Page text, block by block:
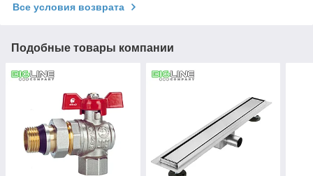
Все условия возврата
Подобные товары компании